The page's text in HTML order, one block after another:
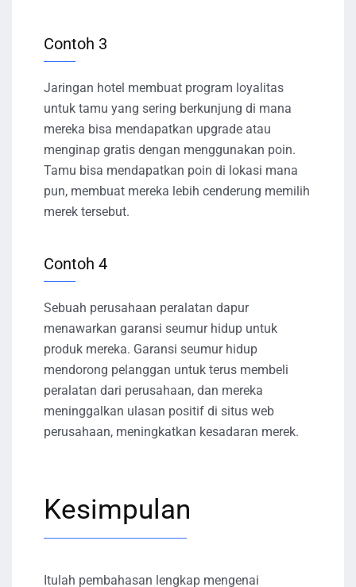
Contoh 3
Jaringan hotel membuat program loyalitas
untuk tamu yang sering berkunjung di mana
mereka bisa mendapatkan upgrade atau
menginap gratis dengan menggunakan poin.
Tamu bisa mendapatkan poin di lokasi mana
pun, membuat mereka lebih cenderung memilih
merek tersebut.
Contoh 4
Sebuah perusahaan peralatan dapur
menawarkan garansi seumur hidup untuk
produk mereka. Garansi seumur hidup
mendorong pelanggan untuk terus membeli
peralatan dari perusahaan, dan mereka
meninggalkan ulasan positif di situs web
perusahaan, meningkatkan kesadaran merek.
Kesimpulan
Itulah pembahasan lengkap mengenai